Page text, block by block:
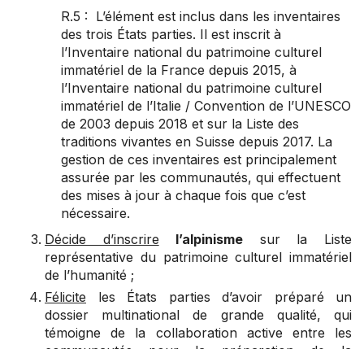
R.5 : L’élément est inclus dans les inventaires
des trois États parties. Il est inscrit à
l’Inventaire national du patrimoine culturel
immatériel de la France depuis 2015, à
l’Inventaire national du patrimoine culturel
immatériel de l’Italie / Convention de l’UNESCO
de 2003 depuis 2018 et sur la Liste des
traditions vivantes en Suisse depuis 2017. La
gestion de ces inventaires est principalement
assurée par les communautés, qui effectuent
des mises à jour à chaque fois que c’est
nécessaire.
Décide d’inscrire
l’alpinisme sur la Liste
représentative du patrimoine culturel immatériel
de l’humanité ;
Félicite les États parties d’avoir préparé un
dossier multinational de grande qualité, qui
témoigne de la collaboration active entre les